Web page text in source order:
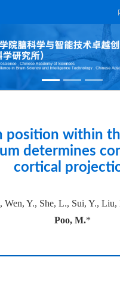
High-dimensional
of visual
primate temporal
在另外数据表中
position within
determines
cortical
Wen, Y., She, L., Sui, Y.,
Poo, M.*